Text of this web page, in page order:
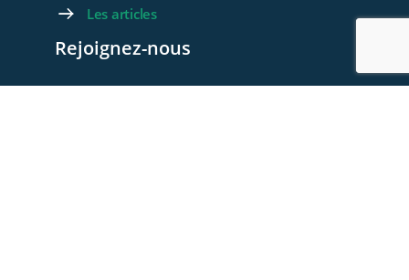
Les articles
Rejoignez-nous
Devenez membre